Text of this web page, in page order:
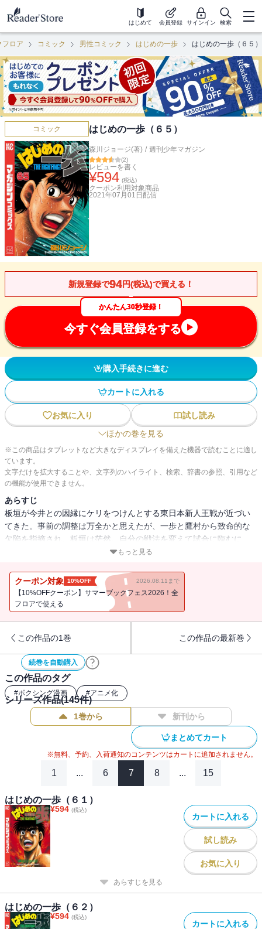
はじめて 会員登録 サインイン 検索
フロア コミック 男性コミック はじめの一歩 はじめの一歩（６５）
コミック はじめの一歩（６５）
森川ジョージ(著) / 週刊少年マガジン
(2)
レビューを書く
¥594 (税込)
クーポン利用対象商品
2021年07月01日 配信
新規登録で94円(税込)で買える！
かんたん30秒登録！
今すぐ会員登録をする
購入手続きに進む
カートに入れる
お気に入り
試し読み
ほかの巻を見る
※この商品はタブレットなど大きなディスプレイを備えた機器で読むことに適し
ています。
文字だけを拡大することや、文字列のハイライト、検索、辞書の参照、引用など
の機能が使用できません。
あらすじ
板垣が今井との因縁にケリをつけんとする東日本新人王戦が近づい
てきた。事前の調整は万全かと思えたが、一歩と鷹村から致命的な
欠陥を指摘され、板垣は茫然。自分の戦法を変えて試合に臨むに
は、破壊力の差が歴然だ。迷った末に板垣の選択した道は！？
もっと見る
クーポン対象 10%OFF 2026.08.11まで
【10%OFFクーポン】サマーブックフェス2026！全
フロアで使える
この作品の1巻 この作品の最新巻
続巻を自動購入
この作品のタグ
#ボクシング漫画 #アニメ化
シリーズ作品(145件)
1巻から 新刊から
まとめてカート
※無料、予約、入荷通知のコンテンツはカートに追加されません。
1 ... 6 7 8 ... 15
はじめの一歩（６１）
¥594 (税込)
カートに入れる
試し読み
お気に入り
あらすじを見る
はじめの一歩（６２）
¥594 (税込)
カートに入れる